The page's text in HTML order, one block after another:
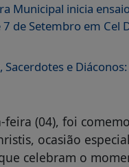
Municipal inicia
7 de Setembro em Cel
Sacerdotes e
feira (04), foi
ocasião
celebram o